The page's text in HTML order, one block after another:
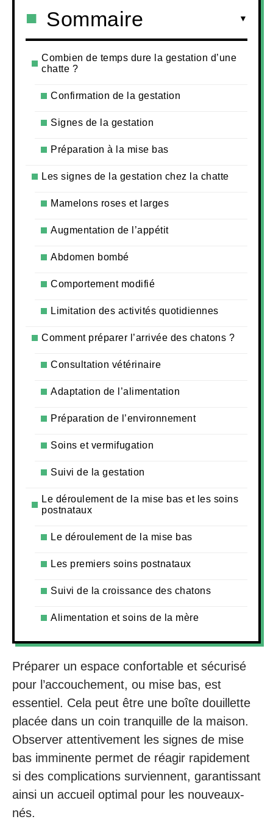
Sommaire
Combien de temps dure la gestation d’une
chatte ?
Confirmation de la gestation
Signes de la gestation
Préparation à la mise bas
Les signes de la gestation chez la chatte
Mamelons roses et larges
Augmentation de l’appétit
Abdomen bombé
Comportement modifié
Limitation des activités quotidiennes
Comment préparer l’arrivée des chatons ?
Consultation vétérinaire
Adaptation de l’alimentation
Préparation de l’environnement
Soins et vermifugation
Suivi de la gestation
Le déroulement de la mise bas et les soins
postnataux
Le déroulement de la mise bas
Les premiers soins postnataux
Suivi de la croissance des chatons
Alimentation et soins de la mère
Préparer un espace confortable et sécurisé
pour l’accouchement, ou mise bas, est
essentiel. Cela peut être une boîte douillette
placée dans un coin tranquille de la maison.
Observer attentivement les signes de mise
bas imminente permet de réagir rapidement
si des complications surviennent, garantissant
ainsi un accueil optimal pour les nouveaux-
nés.